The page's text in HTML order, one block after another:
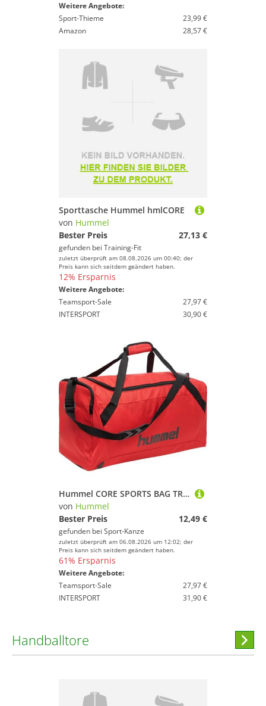
Weitere Angebote:
Sport-Thieme
23,99 €
Amazon
28,57 €
Sporttasche Hummel hmlCORE
von Hummel
Bester Preis
27,13 €
gefunden bei Training-Fit
zuletzt überprüft am 08.08.2026 um 00:40; der
Preis kann sich seitdem geändert haben.
12% Ersparnis
Weitere Angebote:
Teamsport-Sale
27,97 €
INTERSPORT
30,90 €
Hummel CORE SPORTS BAG TRUE RED/BLACK 204012-3081 Gr. S
von Hummel
Bester Preis
12,49 €
gefunden bei Sport-Kanze
zuletzt überprüft am 06.08.2026 um 12:02; der
Preis kann sich seitdem geändert haben.
61% Ersparnis
Weitere Angebote:
Teamsport-Sale
27,97 €
INTERSPORT
31,90 €
Handballtore